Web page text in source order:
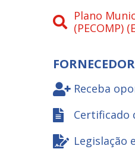
Plano
(PECOMP)
Receba
Certificado
Legislação